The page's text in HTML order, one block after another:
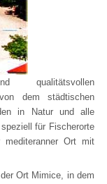
qualitätsvollen
dem städtischen
in Natur und alle
für Fischerorte
Ort mit
Ort Mimice, in dem